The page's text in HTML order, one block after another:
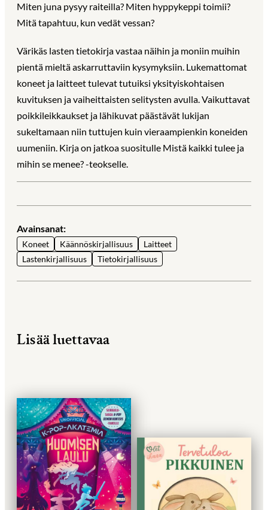
Miten juna pysyy raiteilla? Miten hyppykeppi toimii?
Mitä tapahtuu, kun vedät vessan?
Värikäs lasten tietokirja vastaa näihin ja moniin muihin
pientä mieltä askarruttaviin kysymyksiin. Lukemattomat
koneet ja laitteet tulevat tutuiksi yksityiskohtaisen
kuvituksen ja vaiheittaisten selitysten avulla. Vaikuttavat
poikkileikkaukset ja lähikuvat päästävät lukijan
sukeltamaan niin tuttujen kuin vieraampienkin koneiden
uumeniin. Kirja on jatkoa suositulle Mistä kaikki tulee ja
mihin se menee? -teokselle.
Avainsanat:
Koneet Käännöskirjallisuus
Laitteet
Lastenkirjallisuus
Tietokirjallisuus
Lisää luettavaa